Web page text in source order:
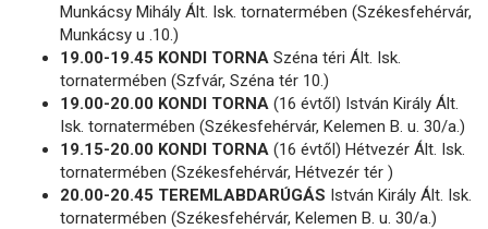
Munkácsy Mihály Ált. Isk. tornatermében (Székesfehérvár,
Munkácsy u .10.)
19.00-19.45 KONDI TORNA Széna téri Ált. Isk.
tornatermében (Szfvár, Széna tér 10.)
19.00-20.00 KONDI TORNA (16 évtől) István Király Ált.
Isk. tornatermében (Székesfehérvár, Kelemen B. u. 30/a.)
19.15-20.00 KONDI TORNA (16 évtől) Hétvezér Ált. Isk.
tornatermében (Székesfehérvár, Hétvezér tér )
20.00-20.45 TEREMLABDARÚGÁS István Király Ált. Isk.
tornatermében (Székesfehérvár, Kelemen B. u. 30/a.)